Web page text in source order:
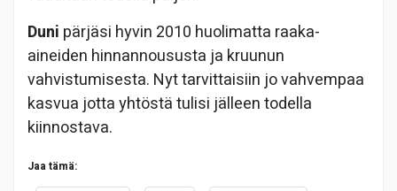
Duni pärjäsi hyvin 2010 huolimatta raaka-
aineiden hinnannoususta ja kruunun
vahvistumisesta. Nyt tarvittaisiin jo vahvempaa
kasvua jotta yhtöstä tulisi jälleen todella
kiinnostava.
Jaa tämä: